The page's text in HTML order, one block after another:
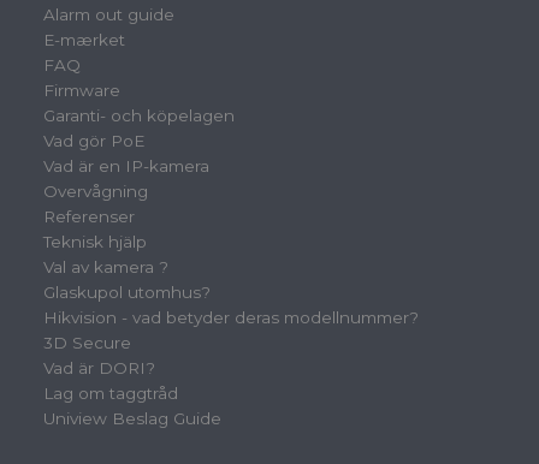
Alarm out guide
E-mærket
FAQ
Firmware
Garanti- och köpelagen
Vad gör PoE
Vad är en IP-kamera
Overvågning
Referenser
Teknisk hjälp
Val av kamera ?
Glaskupol utomhus?
Hikvision - vad betyder deras modellnummer?
3D Secure
Vad är DORI?
Lag om taggtråd
Uniview Beslag Guide